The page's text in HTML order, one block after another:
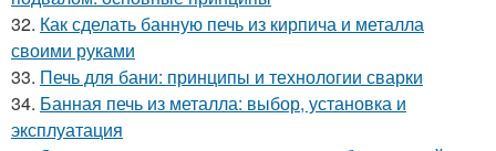
32. Как сделать банную печь из кирпича и металла
своими руками
33. Печь для бани: принципы и технологии сварки
34. Банная печь из металла: выбор, установка и
эксплуатация